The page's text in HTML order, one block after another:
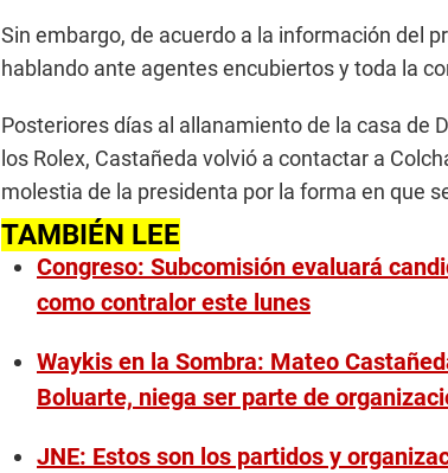
Sin embargo, de acuerdo a la información del
hablando ante agentes encubiertos y toda la
Posteriores días al allanamiento de la casa de
los Rolex, Castañeda volvió a contactar a
molestia de la presidenta por la forma en que
TAMBIÉN LEE
Congreso: Subcomisión evaluará
como contralor este lunes
Waykis en la Sombra: Mateo
Boluarte, niega ser parte de
JNE: Estos son los partidos y